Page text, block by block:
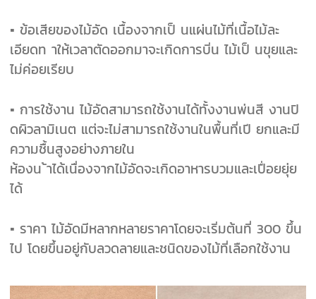
▪ ข้อเสียของไม้อัด เนื้องจากเป็ นแผ่นไม้ที่เนื้อไม้ละ
เอียดท าให้เวลาตัดออกมาจะเกิดการบิ่น ไม้เป็ นขุยและ
ไม่ค่อยเรียบ
▪ การใช้งาน ไม้อัดสามารถใช้งานได้ทั้งงานพ่นสี งานปิ
ดผิวลามิเนต แต่จะไม่สามารถใช้งานในพื้นที่เปี ยกและมี
ความชื้นสูงอย่างภายใน
ห้องน ้าได้เนื่องจากไม้อัดจะเกิดอาหารบวมและเปื่อยยุ่ย
ได้
▪ ราคา ไม้อัดมีหลากหลายราคาโดยจะเริ่มต้นที่ 300 ขึ้น
ไป โดยขึ้นอยู่กับลวดลายและชนิดของไม้ที่เลือกใช้งาน